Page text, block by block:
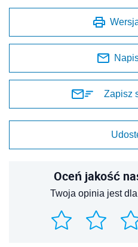
Zapisz
Oceń jakość
Twoja opinia jest